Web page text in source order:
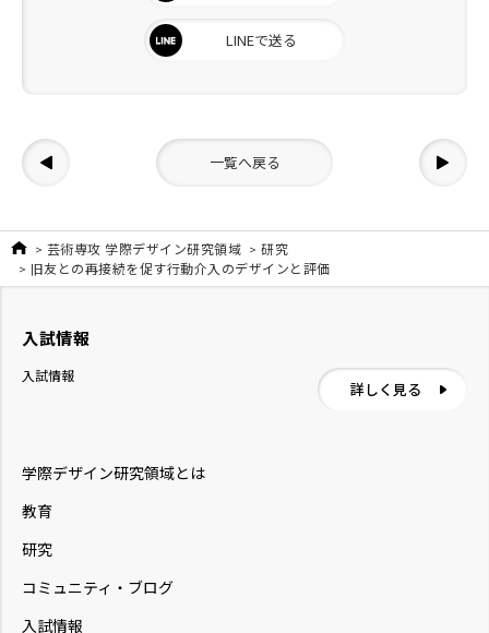
LINEで送る
一覧へ戻る
芸術専攻 学際デザイン研究領域
研究
旧友との再接続を促す行動介入のデザインと評価
学際デザイン研究領域とは
教育
研究
コミュニティ・ブログ
入試情報
入試情報
入試情報
詳しく見る